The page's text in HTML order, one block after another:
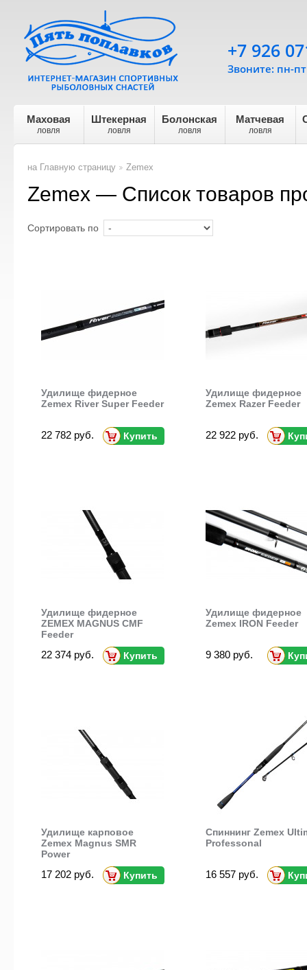
Маховая
ловля
Штекерная
ловля
Болонская
ловля
Матчевая
ловля
+7 926
Звоните: пн-
на Главную страницу
Zemex
Zemex — Список товаров
Сортировать по
Удилище фидерное
Zemex River Super Feeder
22 782 руб. Купить
Удилище фидерное
Zemex Razer Feeder
22 922 руб.
Удилище фидерное
ZEMEX MAGNUS CMF
Feeder
22 374 руб. Купить
Удилище фидерное
Zemex IRON Feeder
9 380 руб.
Удилище карповое
Zemex Magnus SMR
Power
17 202 руб. Купить
Спиннинг Zemex
Professonal
16 557 руб.